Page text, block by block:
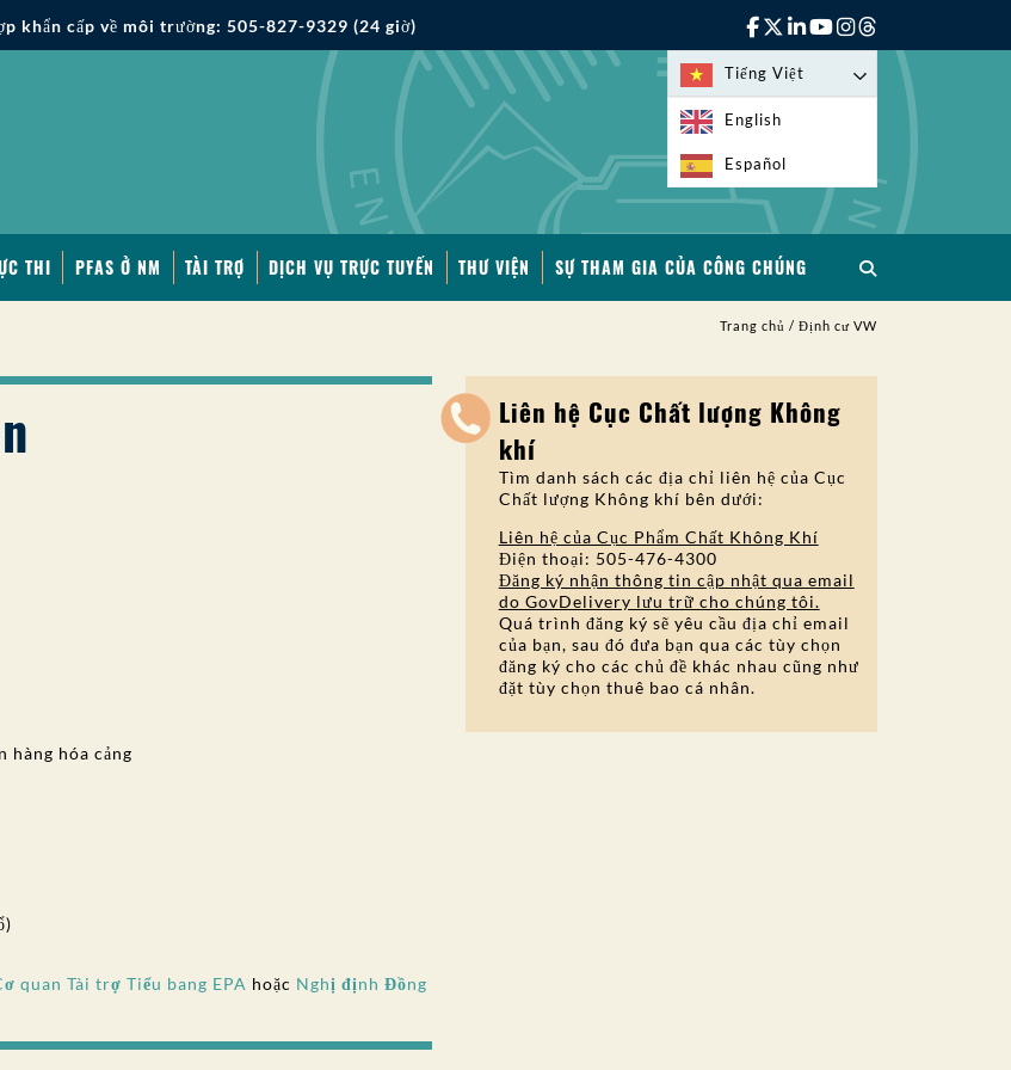
khẩn cấp về môi trường: 505-827-9329 (24 giờ)
Tiếng Việt
English
Español
THI PFAS Ở NM TÀI TRỢ DỊCH VỤ TRỰC TUYẾN THƯ VIỆN SỰ THAM GIA CỦA CÔNG CHÚNG
Trang chủ / Định cư VW
hàng hóa cảng
quan Tài trợ Tiểu bang EPA hoặc Nghị định Đồng
Liên hệ Cục Chất lượng Không
khí
Tìm danh sách các địa chỉ liên hệ của Cục
Chất lượng Không khí bên dưới:
Liên hệ của Cục Phẩm Chất Không Khí
Điện thoại: 505-476-4300
Đăng ký nhận thông tin cập nhật qua email
do GovDelivery lưu trữ cho chúng tôi.
Quá trình đăng ký sẽ yêu cầu địa chỉ email
của bạn, sau đó đưa bạn qua các tùy chọn
đăng ký cho các chủ đề khác nhau cũng như
đặt tùy chọn thuê bao cá nhân.